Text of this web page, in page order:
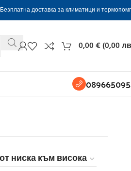
Безплатна доставка за климатици и
0,00€(0,00